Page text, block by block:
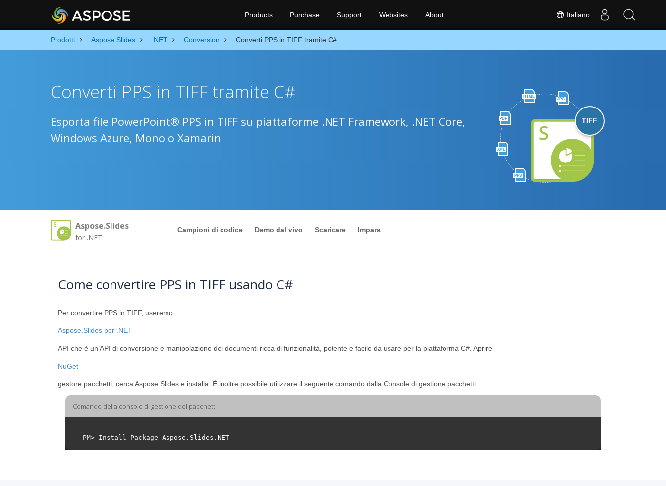
Italiano
Products Purchase Support Websites About
Prodotti Aspose.Slides .NET Conversion Converti PPS in TIFF tramite C#
HTML
JPG
PDF
XML
PPS
TIFF
Converti PPS in TIFF tramite C#
Esporta file PowerPoint® PPS in TIFF su piattaforme .NET Framework, .NET Core,
Windows Azure, Mono o Xamarin
Aspose.Slides
for .NET
Campioni di codice Demo dal vivo Scaricare Impara
Come convertire PPS in TIFF usando C#
Per convertire PPS in TIFF, useremo
Aspose.Slides per .NET
API che è un’API di conversione e manipolazione dei documenti ricca di funzionalità, potente e facile da usare per la piattaforma C#. Aprire
NuGet
gestore pacchetti, cerca Aspose.Slides e installa. È inoltre possibile utilizzare il seguente comando dalla Console di gestione pacchetti.
Comando della console di gestione dei pacchetti